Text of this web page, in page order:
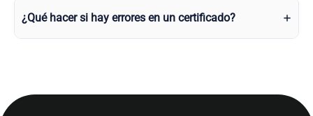
¿Qué hacer si hay errores en un certificado?